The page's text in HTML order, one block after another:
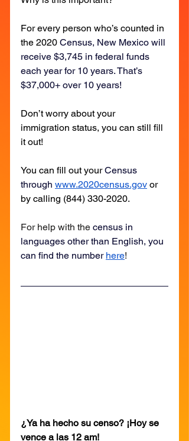
For every person who’s counted in
the 2020 Census, New Mexico will
receive $3,745 in federal funds
each year for 10 years. That’s
$37,000+ over 10 years!
Don’t worry about your
immigration status, you can still fill
it out!
You can fill out your Census
through www.2020census.gov or
by calling (844) 330-2020.
For help with the census in
languages other than English, you
can find the number here!
¿Ya ha hecho su censo? ¡Hoy se
vence a las 12 am!